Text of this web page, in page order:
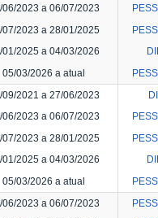
06/2023 a 06/07/2023
07/2023 a 28/01/2025
01/2025 a 04/03/2026
05/03/2026 a atual
09/2021 a 27/06/2023
06/2023 a 06/07/2023
07/2023 a 28/01/2025
01/2025 a 04/03/2026
05/03/2026 a atual
06/2023 a 06/07/2023